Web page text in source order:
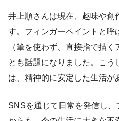
井上順さんは現在、趣味や創
す。フィンガーペイントと呼
（筆を使わず、直接指で描
とも話題になりました。こ
は、精神的に安定した生活が
SNSを通じて日常を発信し